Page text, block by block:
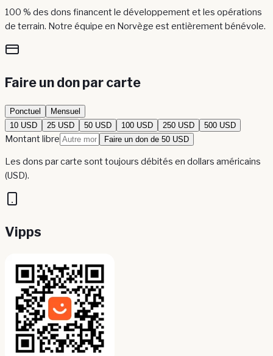
100 % des dons financent le développement et les opérations
de terrain. Notre équipe en Norvège est entièrement bénévole.
Faire un don par carte
Ponctuel
Mensuel
10 USD
25 USD 50 USD 100 USD 250 USD 500 USD
Montant libre Faire un don de 50 USD
Les dons par carte sont toujours débités en dollars américains
(USD).
Vipps